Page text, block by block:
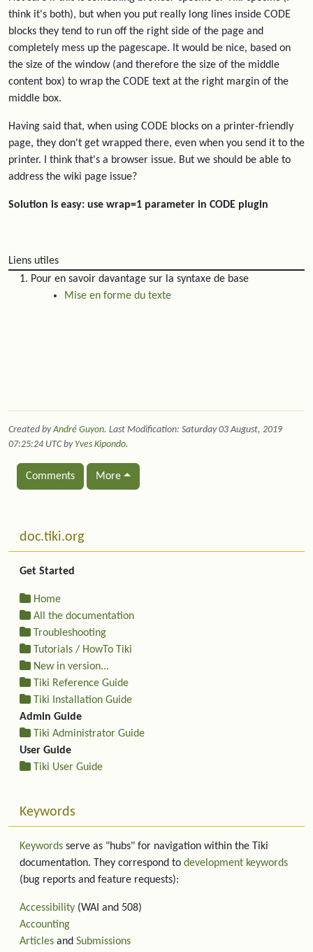
think it's both), but when you put really long lines inside CODE
blocks they tend to run off the right side of the page and
completely mess up the pagescape. It would be nice, based on
the size of the window (and therefore the size of the middle
content box) to wrap the CODE text at the right margin of the
middle box.
Having said that, when using CODE blocks on a printer-friendly
page, they don't get wrapped there, even when you send it to the
printer. I think that's a browser issue. But we should be able to
address the wiki page issue?
Solution is easy: use wrap=1 parameter in CODE plugin
Liens utiles
Pour en savoir davantage sur la syntaxe de base
Mise en forme du texte
Created byAndré Guyon. Last Modification: Saturday 03 August, 2019
07:25:24 UTC by Yves Kipondo.
Comments More
More content and functionality (left side)
doc.tiki.org
Get Started
Home
All the documentation
Troubleshooting
Tutorials / HowTo Tiki
New in version...
Tiki Reference Guide
Tiki Installation Guide
Admin Guide
Tiki Administrator Guide
User Guide
Tiki User Guide
Keywords
Keywords serve as "hubs" for navigation within the Tiki
documentation. They correspond to development keywords
(bug reports and feature requests):
Accessibility (WAI and 508)
Accounting
Articles and Submissions